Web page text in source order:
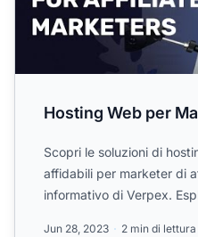
Hosting Web per
Scopri le soluzioni di
affidabili per marketer di
informativo di Verpex.
Jun 28, 2023 2 min di lettura